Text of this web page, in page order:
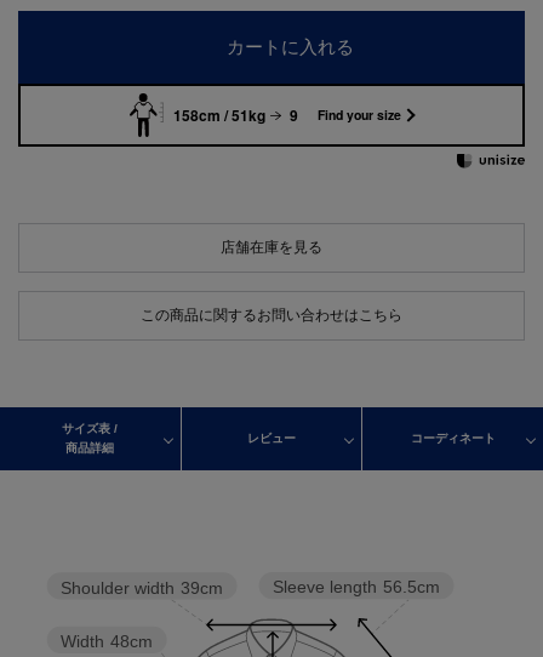
カートに入れる
158cm / 51kg 9 Find your size
店舗在庫を見る
この商品に関するお問い合わせはこちら
サイズ表 /
商品詳細
レビュー コーディネート
Sleeve length 56.5cm
Width 48cm
Shoulder width 39cm